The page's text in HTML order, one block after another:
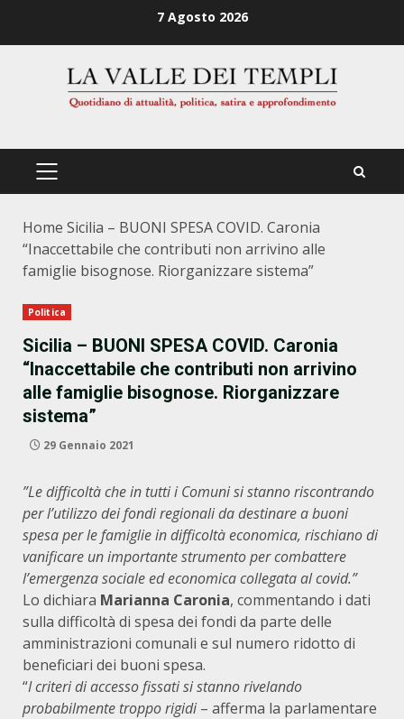
7 Agosto 2026
PRIMÄRES
Home Sicilia – BUONI SPESA COVID. Caronia
“Inaccettabile che contributi non arrivino alle
famiglie bisognose. Riorganizzare sistema”
Politica
Sicilia – BUONI SPESA COVID. Caronia
“Inaccettabile che contributi non arrivino
alle famiglie bisognose. Riorganizzare
sistema”
29 Gennaio 2021
”Le difficoltà che in tutti i Comuni si stanno riscontrando
per l’utilizzo dei fondi regionali da destinare a buoni
spesa per le famiglie in difficoltà economica, rischiano di
vanificare un importante strumento per combattere
l’emergenza sociale ed economica collegata al covid.”
Lo dichiara Marianna Caronia, commentando i dati
sulla difficoltà di spesa dei fondi da parte delle
amministrazioni comunali e sul numero ridotto di
beneficiari dei buoni spesa.
“I criteri di accesso fissati si stanno rivelando
probabilmente troppo rigidi – afferma la parlamentare